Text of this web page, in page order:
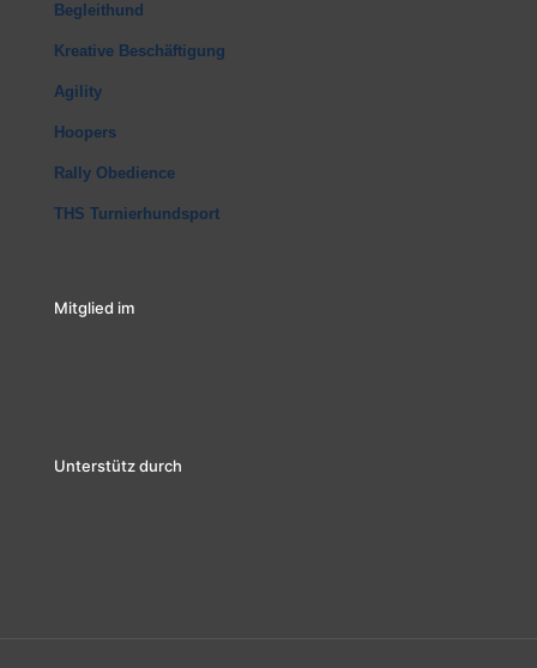
Begleithund
Kreative Beschäftigung
Agility
Hoopers
Rally Obedience
THS Turnierhundsport
Mitglied im
Unterstütz durch